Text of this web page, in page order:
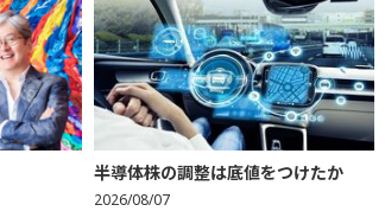
半導体株の調整は底値をつけたか
2026/08/07